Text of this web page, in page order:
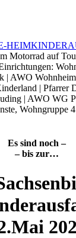
Motorrad auf
| AWO
| Pfarrer
| AWO WG
Wohngruppe
Es sind noch –
– bis zur…